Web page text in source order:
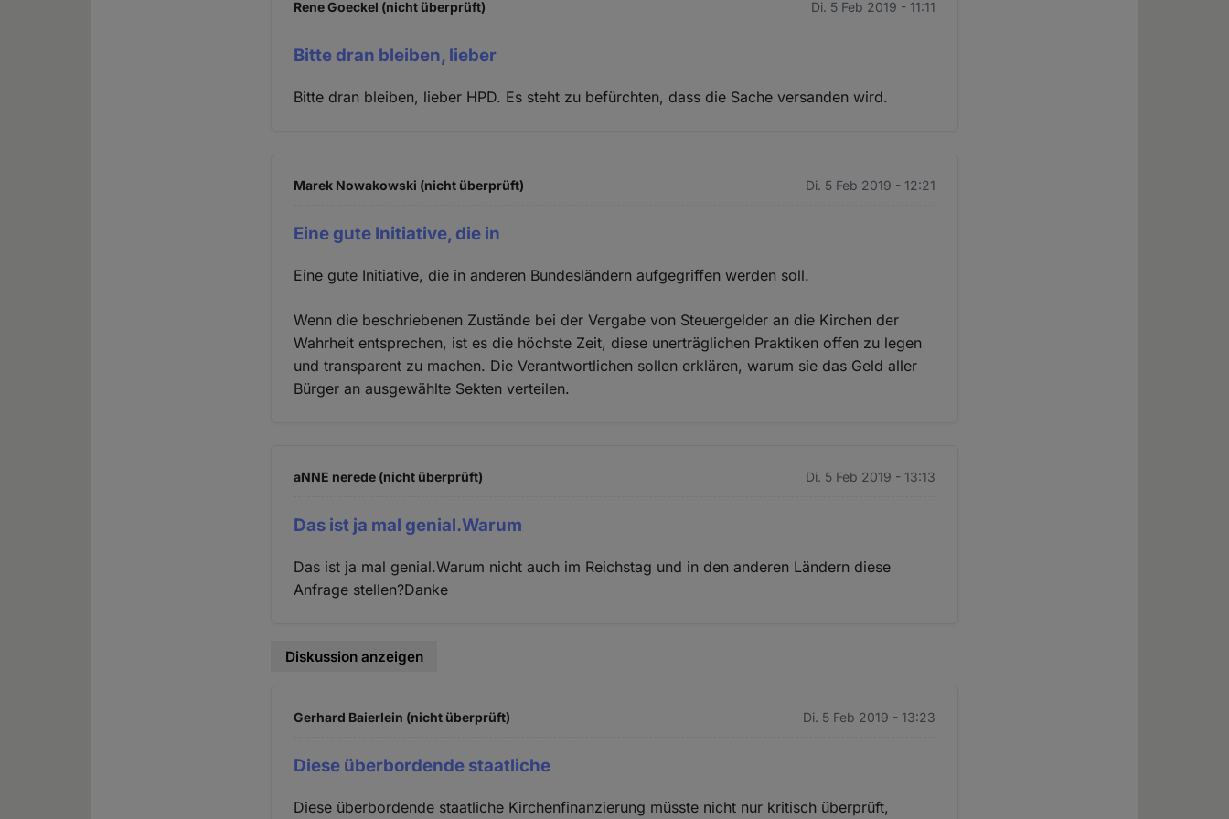
Rene Goeckel (nicht überprüft) Di. 5 Feb 2019 - 11:11
Bitte dran bleiben, lieber
Bitte dran bleiben, lieber HPD. Es steht zu befürchten, dass die Sache versanden wird.
Marek Nowakowski (nicht überprüft) Di. 5 Feb 2019 - 12:21
Eine gute Initiative, die in
Eine gute Initiative, die in anderen Bundesländern aufgegriffen werden soll.
Wenn die beschriebenen Zustände bei der Vergabe von Steuergelder an die Kirchen der
Wahrheit entsprechen, ist es die höchste Zeit, diese unerträglichen Praktiken offen zu legen
und transparent zu machen. Die Verantwortlichen sollen erklären, warum sie das Geld aller
Bürger an ausgewählte Sekten verteilen.
aNNE nerede (nicht überprüft) Di. 5 Feb 2019 - 13:13
Das ist ja mal genial.Warum
Das ist ja mal genial.Warum nicht auch im Reichstag und in den anderen Ländern diese
Anfrage stellen?Danke
Diskussion anzeigen
Gerhard Baierlein (nicht überprüft) Di. 5 Feb 2019 - 13:23
Diese überbordende staatliche
Diese überbordende staatliche Kirchenfinanzierung müsste nicht nur kritisch überprüft,